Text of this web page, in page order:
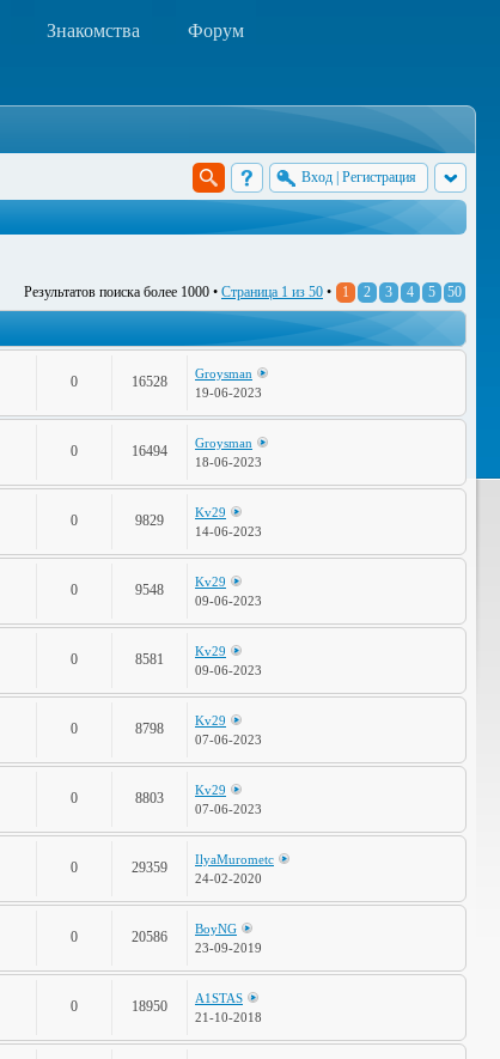
Знакомства Форум
Вход Регистрация
Результатов поиска более 1000 • Страница 1 из 50 • 1 2 3 4 5 50
0 16528
Groysman
19-06-2023
0 16494
Groysman
18-06-2023
0 9829
Kv29
14-06-2023
0 9548
Kv29
09-06-2023
0 8581
Kv29
09-06-2023
0 8798
Kv29
07-06-2023
0 8803
Kv29
07-06-2023
0 29359
IlyaMurometc
24-02-2020
0 20586
BoyNG
23-09-2019
0 18950
A1STAS
21-10-2018